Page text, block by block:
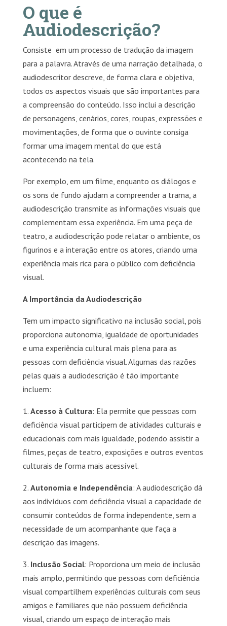
O que é
Audiodescrição?
Consiste em um processo de tradução da imagem
para a palavra. Através de uma narração detalhada, o
audiodescritor descreve, de forma clara e objetiva,
todos os aspectos visuais que são importantes para
a compreensão do conteúdo. Isso inclui a descrição
de personagens, cenários, cores, roupas, expressões e
movimentações, de forma que o ouvinte consiga
formar uma imagem mental do que está
acontecendo na tela.
Por exemplo, em um filme, enquanto os diálogos e
os sons de fundo ajudam a compreender a trama, a
audiodescrição transmite as informações visuais que
complementam essa experiência. Em uma peça de
teatro, a audiodescrição pode relatar o ambiente, os
figurinos e a interação entre os atores, criando uma
experiência mais rica para o público com deficiência
visual.
A Importância da Audiodescrição
Tem um impacto significativo na inclusão social, pois
proporciona autonomia, igualdade de oportunidades
e uma experiência cultural mais plena para as
pessoas com deficiência visual. Algumas das razões
pelas quais a audiodescrição é tão importante
incluem:
1. Acesso à Cultura: Ela permite que pessoas com
deficiência visual participem de atividades culturais e
educacionais com mais igualdade, podendo assistir a
filmes, peças de teatro, exposições e outros eventos
culturais de forma mais acessível.
2. Autonomia e Independência: A audiodescrição dá
aos indivíduos com deficiência visual a capacidade de
consumir conteúdos de forma independente, sem a
necessidade de um acompanhante que faça a
descrição das imagens.
3. Inclusão Social: Proporciona um meio de inclusão
mais amplo, permitindo que pessoas com deficiência
visual compartilhem experiências culturais com seus
amigos e familiares que não possuem deficiência
visual, criando um espaço de interação mais